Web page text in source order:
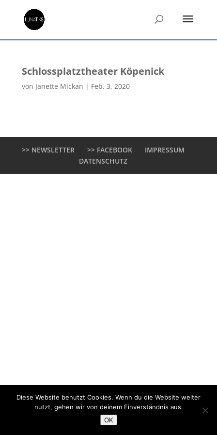
Schlossplatztheater Köpenick
von Janette Mickan | Feb. 3, 2020
>> NEWSLETTER >> FACEBOOK
IMPRESSUM
DATENSCHUTZ
Diese Website benutzt Cookies. Wenn du die Website weiter
nutzt, gehen wir von deinem Einverständnis aus.
OK